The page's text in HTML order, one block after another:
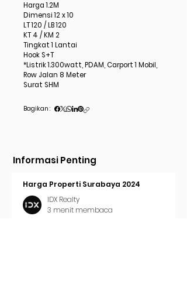
Harga 1.2M
Dimensi 12 x 10
LT 120 / LB 120
KT 4 / KM 2
Tingkat 1 Lantai
Hook S+T
*Listrik 1.300watt, PDAM, Carport 1 Mobil,
Row Jalan 8 Meter
Surat SHM
Bagikan :
Informasi Penting
Harga Properti Surabaya 2024
IDX Realty
3 menit membaca